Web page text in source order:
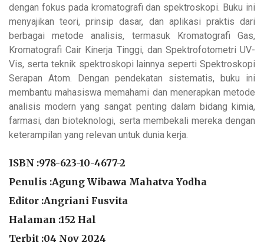
dengan fokus pada kromatografi dan spektroskopi. Buku ini
menyajikan teori, prinsip dasar, dan aplikasi praktis dari
berbagai metode analisis, termasuk Kromatografi Gas,
Kromatografi Cair Kinerja Tinggi, dan Spektrofotometri UV-
Vis, serta teknik spektroskopi lainnya seperti Spektroskopi
Serapan Atom. Dengan pendekatan sistematis, buku ini
membantu mahasiswa memahami dan menerapkan metode
analisis modern yang sangat penting dalam bidang kimia,
farmasi, dan bioteknologi, serta membekali mereka dengan
keterampilan yang relevan untuk dunia kerja.
ISBN :978-623-10-4677-2
Penulis :Agung Wibawa Mahatva Yodha
Editor :Angriani Fusvita
Halaman :152 Hal
Terbit :04 Nov 2024